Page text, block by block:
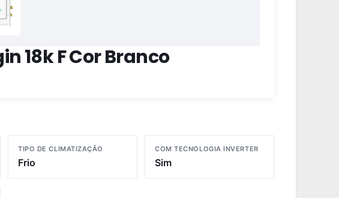
18k F Cor Branco
TIPO DE CLIMATIZAÇÃO
Frio
COM TECNOLOGIA INVERTER
Sim